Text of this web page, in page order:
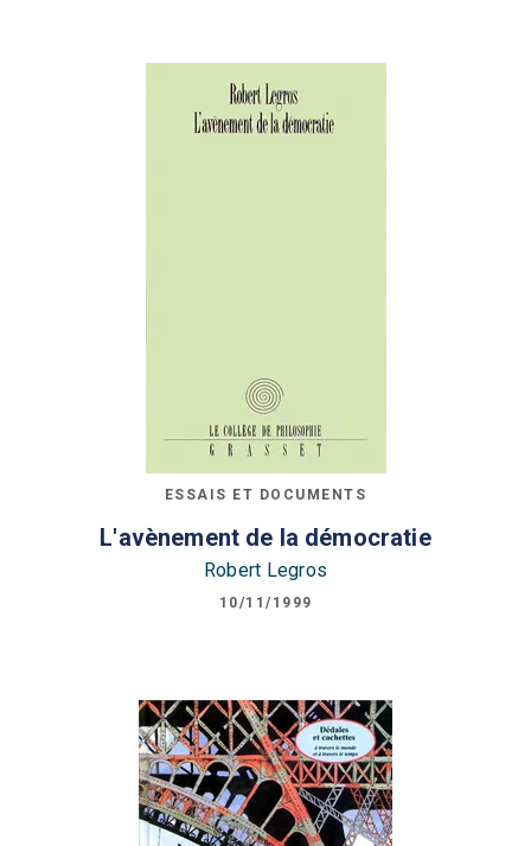
ESSAIS ET DOCUMENTS
L'avènement de la démocratie
Robert Legros
10/11/1999